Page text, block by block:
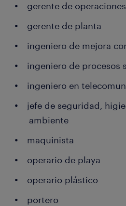
gerente de operaciones
gerente de planta
ingeniero de mejora
ingeniero de procesos
ingeniero en
jefe de seguridad,
ambiente
maquinista
operario de playa
operario plástico
portero